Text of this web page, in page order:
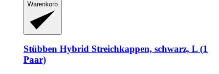
Warenkorb
Stübben Hybrid Streichkappen, schwarz, L (1
Paar)